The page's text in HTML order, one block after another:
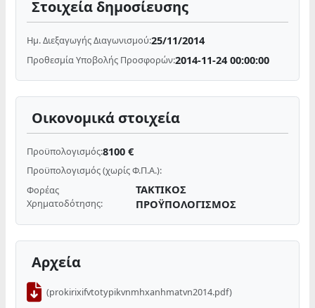
Στοιχεία δημοσίευσης
Ημ. Διεξαγωγής Διαγωνισμού:25/11/2014
Προθεσμία Υποβολής Προσφορών:2014-11-24 00:00:00
Οικονομικά στοιχεία
Προϋπολογισμός:8100 €
Προϋπολογισμός (χωρίς Φ.Π.Α.):
Φορέας
Χρηματοδότησης:
ΤΑΚΤΙΚΟΣ
ΠΡΟΫΠΟΛΟΓΙΣΜΟΣ
Αρχεία
(prokirixifvtotypikvnmhxanhmatvn2014.pdf)